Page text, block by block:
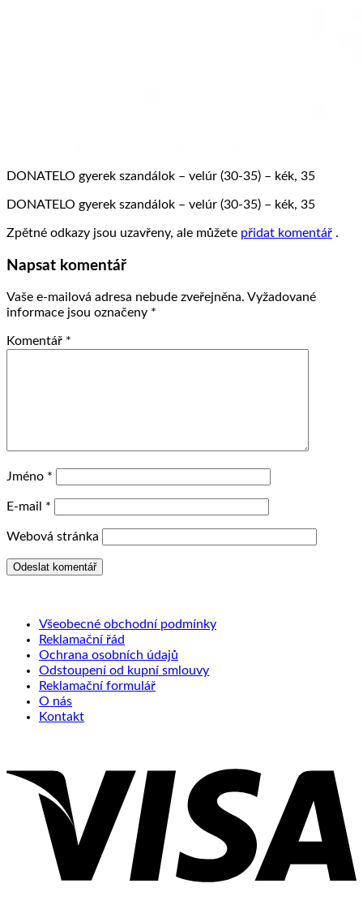
DONATELO gyerek szandálok – velúr (30-35) – kék, 35
DONATELO gyerek szandálok – velúr (30-35) – kék, 35
Zpětné odkazy jsou uzavřeny, ale můžete přidat komentář .
Napsat komentář
Vaše e-mailová adresa nebude zveřejněna. Vyžadované
informace jsou označeny *
Komentář *
Jméno *
E-mail *
Webová stránka
Všeobecné obchodní podmínky
Reklamační řád
Ochrana osobních údajů
Odstoupení od kupní smlouvy
Reklamační formulář
O nás
Kontakt